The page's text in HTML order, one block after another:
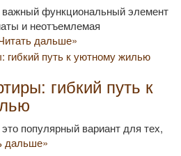
функциональный элемент
и неотъемлемая
дальше»
гибкий путь к
популярный вариант для тех,
дальше»